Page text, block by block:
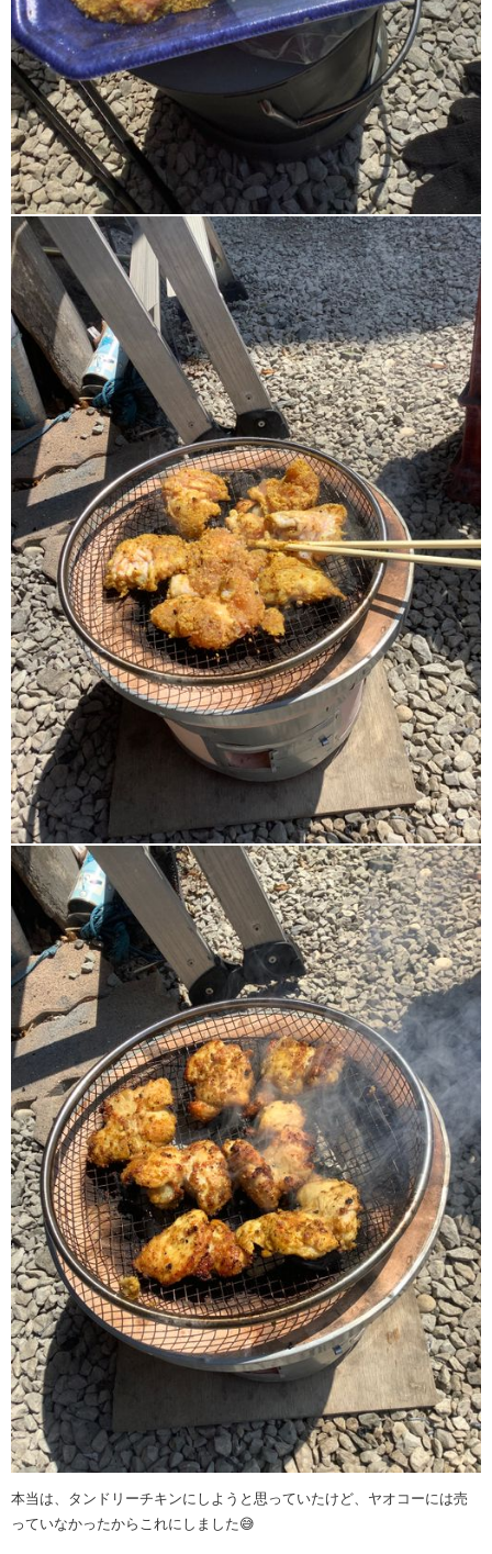
本当は、タンドリーチキンにしようと思っていたけど、ヤオコーには売
っていなかったからこれにしました😅